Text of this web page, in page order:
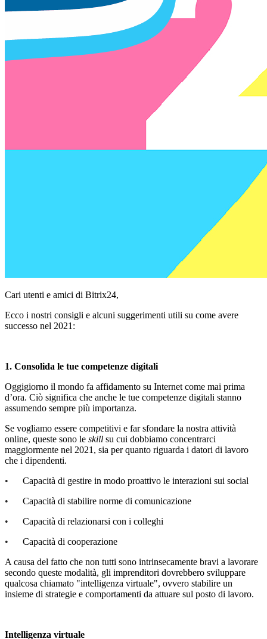
Cari utenti e amici di Bitrix24,
Ecco i nostri consigli e alcuni suggerimenti utili su come avere
successo nel 2021:
1. Consolida le tue competenze digitali
Oggigiorno il mondo fa affidamento su Internet come mai prima
d’ora. Ciò significa che anche le tue competenze digitali stanno
assumendo sempre più importanza.
Se vogliamo essere competitivi e far sfondare la nostra attività
online, queste sono le skill su cui dobbiamo concentrarci
maggiormente nel 2021, sia per quanto riguarda i datori di lavoro
che i dipendenti.
• Capacità di gestire in modo proattivo le interazioni sui social
• Capacità di stabilire norme di comunicazione
• Capacità di relazionarsi con i colleghi
• Capacità di cooperazione
A causa del fatto che non tutti sono intrinsecamente bravi a lavorare
secondo queste modalità, gli imprenditori dovrebbero sviluppare
qualcosa chiamato "intelligenza virtuale", ovvero stabilire un
insieme di strategie e comportamenti da attuare sul posto di lavoro.
Intelligenza virtuale